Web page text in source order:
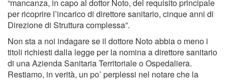
“mancanza, in capo al dottor Noto, del requisito principale
per ricoprire l’incarico di direttore sanitario, cinque anni di
Direzione di Struttura complessa”.
Non sta a noi indagare se il dottore Noto abbia o meno i
titoli richiesti dalla legge per la nomina a direttore sanitario
di una Azienda Sanitaria Territoriale o Ospedaliera.
Restiamo, in verità, un po’ perplessi nel notare che la